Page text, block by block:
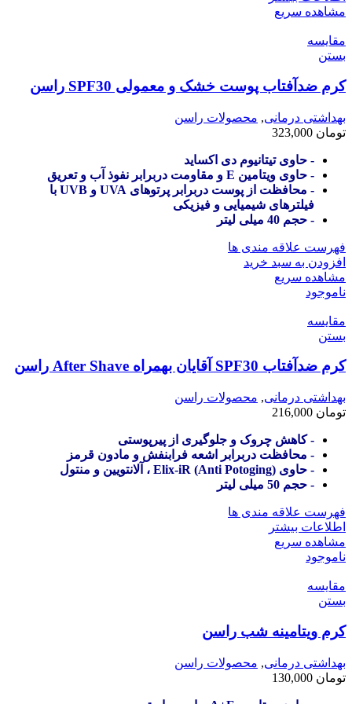
مشاهده سریع
مقایسه
بستن
کرم ضدآفتاب پوست خشک و معمولی SPF30 راسن
بهداشتی درمانی, محصولات راسن
تومان
- حاوی تیتانیوم دی اکساید
- حاوی ویتامین E و مقاومت دربرابر نفوذ آب و تعریق
- محافظت از پوست دربرابر پرتوهای UVA و UVB با
فیلترهای شیمیایی و فیزیکی
- حجم 40 میلی لیتر
فهرست علاقه مندی ها
افزودن به سبد خرید
مشاهده سریع
ناموجود
مقایسه
بستن
کرم ضدآفتاب SPF30 آقایان بهمراه After Shave راسن
بهداشتی درمانی, محصولات راسن
تومان
- کاهش چروک و جلوگیری از پیرپوستی
- محافظت دربرابر اشعه فرابنفش و مادون قرمز
- حاوی (Anti Potoging) Elix-iR ، آلانتویین و منتول
- حجم 50 میلی لیتر
فهرست علاقه مندی ها
اطلاعات بیشتر
مشاهده سریع
ناموجود
مقایسه
بستن
کرم ویتامینه شب راسن
بهداشتی درمانی, محصولات راسن
تومان